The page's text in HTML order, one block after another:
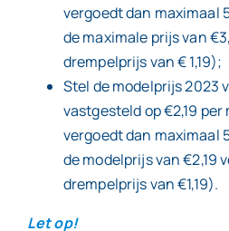
vergoedt dan maximaal
de maximale prijs van
drempelprijs van € 1,19);
Stel de modelprijs 2023
vastgesteld op €2,19 per
vergoedt dan maximaal
de modelprijs van €2,19
drempelprijs van €1,19).
Let op!